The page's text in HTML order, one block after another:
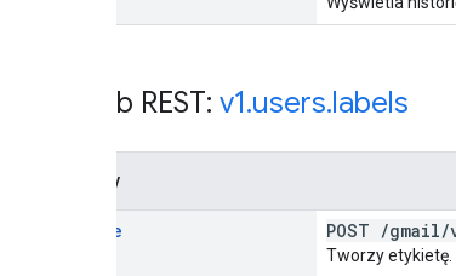
Zasób REST: v1.users.labels
Metody
create POST /gmail/
Tworzy etykietę.